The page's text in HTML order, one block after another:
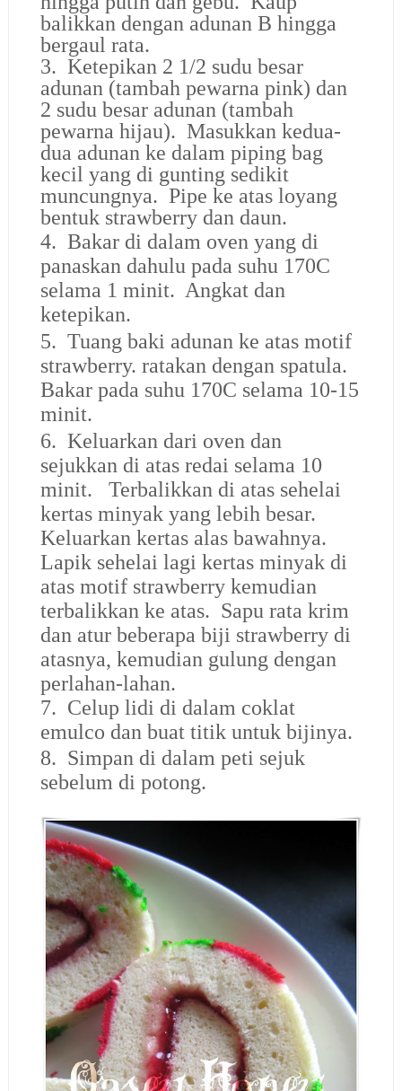
balikkan dengan adunan B hingga
bergaul rata.
3. Ketepikan 2 1/2 sudu besar
adunan (tambah pewarna pink) dan
2 sudu besar adunan (tambah
pewarna hijau). Masukkan kedua-
dua adunan ke dalam piping bag
kecil yang di gunting sedikit
muncungnya. Pipe ke atas loyang
bentuk strawberry dan daun.
4. Bakar di dalam oven yang di
panaskan dahulu pada suhu 170C
selama 1 minit. Angkat dan
ketepikan.
5. Tuang baki adunan ke atas motif
strawberry. ratakan dengan spatula.
Bakar pada suhu 170C selama 10-15
minit.
6. Keluarkan dari oven dan
sejukkan di atas redai selama 10
minit. Terbalikkan di atas sehelai
kertas minyak yang lebih besar.
Keluarkan kertas alas bawahnya.
Lapik sehelai lagi kertas minyak di
atas motif strawberry kemudian
terbalikkan ke atas. Sapu rata krim
dan atur beberapa biji strawberry di
atasnya, kemudian gulung dengan
perlahan-lahan.
7. Celup lidi di dalam coklat
emulco dan buat titik untuk bijinya.
8. Simpan di dalam peti sejuk
sebelum di potong.